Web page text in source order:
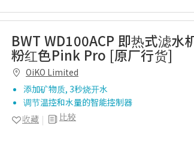
BWT WD100ACP 即热式滤水
粉红色Pink Pro [原厂行货]
OiKO Limited
添加矿物质, 3秒烧开水
调节温控和水量的智能控制器
比较
收藏